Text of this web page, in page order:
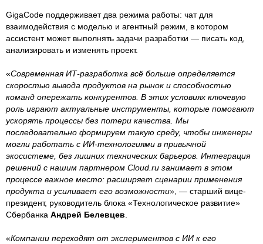
GigaCode поддерживает два режима работы: чат для
взаимодействия с моделью и агентный режим, в котором
ассистент может выполнять задачи разработки — писать код,
анализировать и изменять проект.
«Современная ИТ-разработка всё больше определяется
скоростью вывода продуктов на рынок и способностью
команд опережать конкурентов. В этих условиях ключевую
роль играют актуальные инструменты, которые помогают
ускорять процессы без потери качества. Мы
последовательно формируем такую среду, чтобы инженеры
могли работать с ИИ-технологиями в привычной
экосистеме, без лишних технических барьеров. Интеграция
решений с нашим партнером Cloud.ru занимает в этом
процессе важное место: расширяет сценарии применения
продукта и усиливает его возможности», — старший вице-
президент, руководитель блока «Технологическое развитие»
Сбербанка Андрей Белевцев
«Компании переходят от экспериментов с ИИ к его